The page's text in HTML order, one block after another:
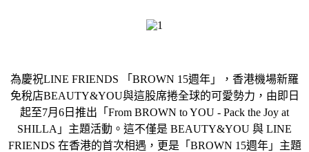
為慶祝LINE FRIENDS 「BROWN 15週年」，香港機場新羅
免稅店BEAUTY&YOU與這股席捲全球的可愛勢力，由即日
起至7月6日推出「From BROWN to YOU - Pack the Joy at
SHILLA」主題活動。這不僅是 BEAUTY&YOU 與 LINE
FRIENDS 在香港的首次相遇，更是「BROWN 15週年」主題